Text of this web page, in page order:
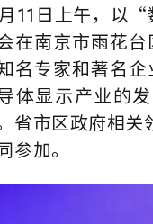
11日上午，以“
在南京市雨花
名专家和著名
体显示产业的
省市区政府相关
参加。